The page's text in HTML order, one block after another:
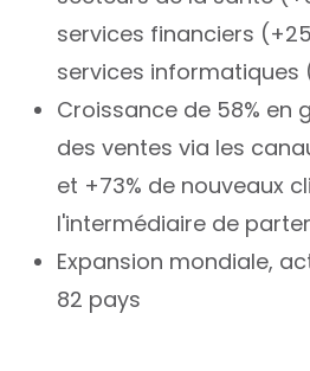
services financiers
services informatiques
Croissance de 58% en
des ventes via les
et +73% de nouveaux
l'intermédiaire de
Expansion mondiale,
82 pays